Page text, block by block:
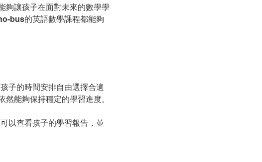
夠讓孩子在面對未來的數學學
bus的英語數學課程都能夠
子的時間安排自由選擇合適
能夠保持穩定的學習進度。
以查看孩子的學習報告，並